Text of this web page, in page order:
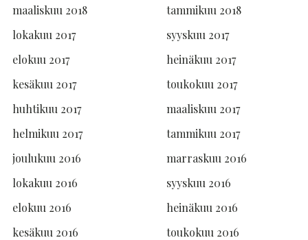
maaliskuu 2018
tammikuu 2018
lokakuu 2017
syyskuu 2017
elokuu 2017
heinäkuu 2017
kesäkuu 2017
toukokuu 2017
huhtikuu 2017
maaliskuu 2017
helmikuu 2017
tammikuu 2017
joulukuu 2016
marraskuu 2016
lokakuu 2016
syyskuu 2016
elokuu 2016
heinäkuu 2016
kesäkuu 2016
toukokuu 2016